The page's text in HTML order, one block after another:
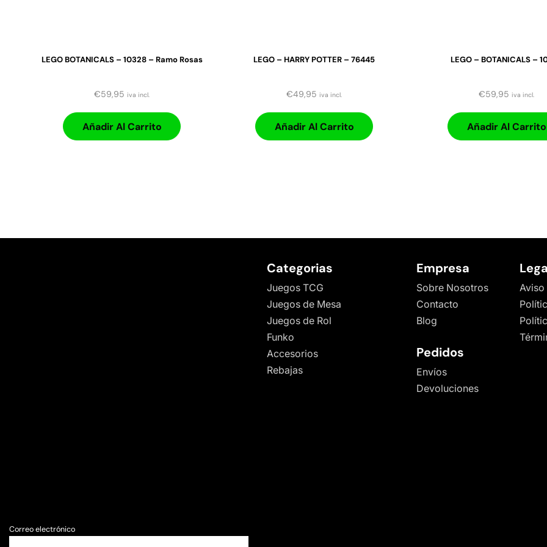
LEGO BOTANICALS – 10328 – Ramo Rosas
€59,95 iva incl.
Añadir Al Carrito
LEGO – HARRY POTTER – 76445
€49,95 iva incl.
Añadir Al Carrito
LEGO – BOTANICALS –
€59,95 iva incl.
Añadir Al Carrito
Correo electrónico
Categorias
Juegos TCG
Juegos de Mesa
Juegos de Rol
Funko
Accesorios
Rebajas
Empresa
Sobre Nosotros
Contacto
Blog
Pedidos
Envíos
Devoluciones
Aviso